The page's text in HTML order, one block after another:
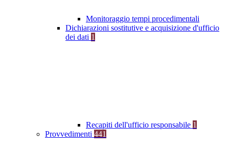
Monitoraggio tempi procedimentali
Dichiarazioni sostitutive e acquisizione d'ufficio
dei dati 1
Recapiti dell'ufficio responsabile 1
Provvedimenti 441